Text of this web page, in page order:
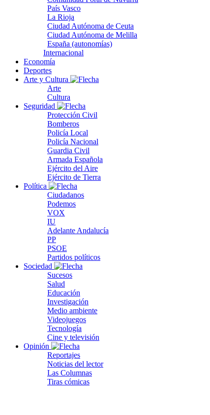
País Vasco
La Rioja
Ciudad Autónoma de Ceuta
Ciudad Autónoma de Melilla
España (autonomías)
Internacional
Economía
Deportes
Arte y Cultura
Arte
Cultura
Seguridad
Protección Civil
Bomberos
Policía Local
Policía Nacional
Guardia Civil
Armada Española
Ejército del Aire
Ejército de Tierra
Política
Ciudadanos
Podemos
VOX
IU
Adelante Andalucía
PP
PSOE
Partidos políticos
Sociedad
Sucesos
Salud
Educación
Investigación
Medio ambiente
Videojuegos
Tecnología
Cine y televisión
Opinión
Reportajes
Noticias del lector
Las Columnas
Tiras cómicas